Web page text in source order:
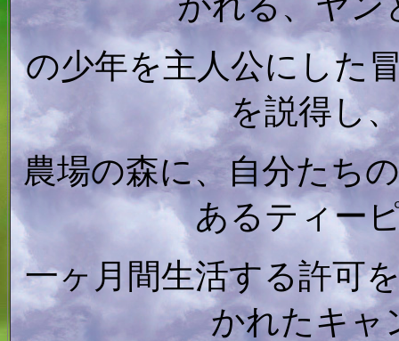
の少年を主人公にした
を説得し
農場の森に、自分たち
あるティー
一ヶ月間生活する許可
かれたキャ